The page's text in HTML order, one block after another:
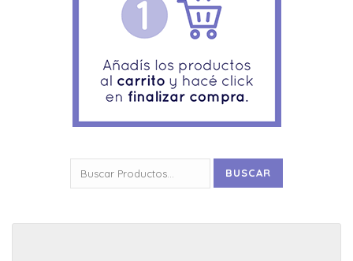
por:
BUSCAR